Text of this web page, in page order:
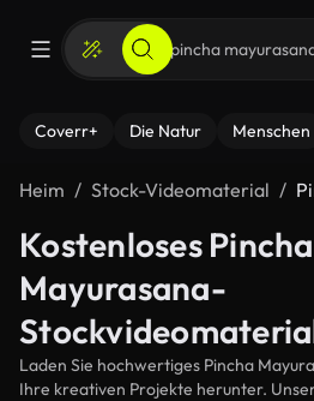
Coverr+ Die Natur Menschen
Heim Stock-Videomaterial
Kostenloses Pincha
Mayurasana-
Laden Sie hochwertiges Pincha
Ihre kreativen Projekte herunter.